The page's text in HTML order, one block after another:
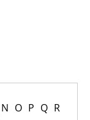
N O P Q R